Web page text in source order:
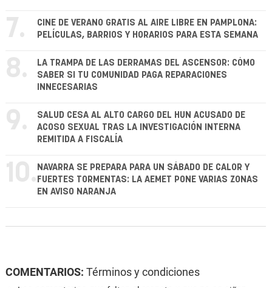
7.
CINE DE VERANO GRATIS AL AIRE LIBRE EN PAMPLONA:
PELÍCULAS, BARRIOS Y HORARIOS PARA ESTA SEMANA
8.
LA TRAMPA DE LAS DERRAMAS DEL ASCENSOR: CÓMO
SABER SI TU COMUNIDAD PAGA REPARACIONES
INNECESARIAS
9.
SALUD CESA AL ALTO CARGO DEL HUN ACUSADO DE
ACOSO SEXUAL TRAS LA INVESTIGACIÓN INTERNA
REMITIDA A FISCALÍA
10. NAVARRA SE PREPARA PARA UN SÁBADO DE CALOR Y
FUERTES TORMENTAS: LA AEMET PONE VARIAS ZONAS
EN AVISO NARANJA
COMENTARIOS: Términos y condiciones